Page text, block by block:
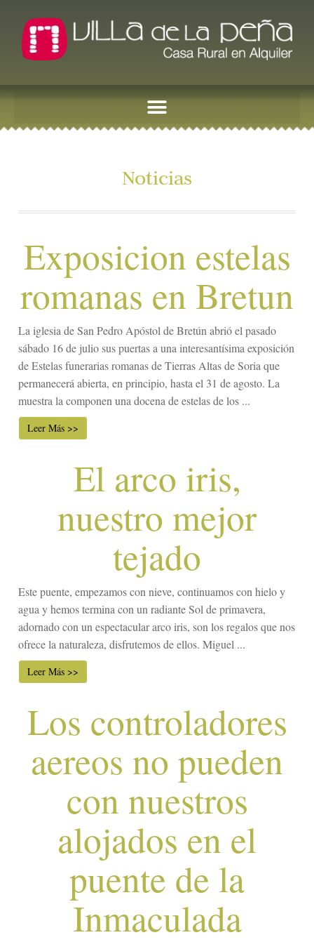
Noticias
Exposicion estelas
romanas en Bretun
La iglesia de San Pedro Apóstol de Bretún abrió el pasado
sábado 16 de julio sus puertas a una interesantísima exposición
de Estelas funerarias romanas de Tierras Altas de Soria que
permanecerá abierta, en principio, hasta el 31 de agosto. La
muestra la componen una docena de estelas de los ...
Leer Más >>
El arco iris,
nuestro mejor
tejado
Este puente, empezamos con nieve, continuamos con hielo y
agua y hemos termina con un radiante Sol de primavera,
adornado con un espectacular arco iris, son los regalos que nos
ofrece la naturaleza, disfrutemos de ellos. Miguel ...
Leer Más >>
Los controladores
aereos no pueden
con nuestros
alojados en el
puente de la
Inmaculada